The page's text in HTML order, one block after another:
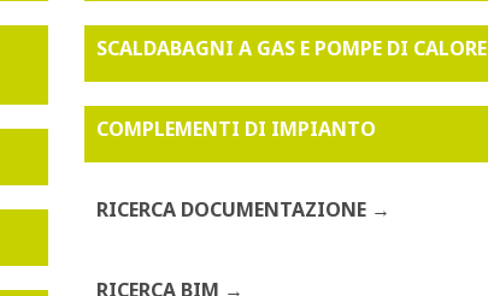
SCALDABAGNI A GAS E POMPE DI CALORE
COMPLEMENTI DI IMPIANTO
RICERCA DOCUMENTAZIONE
RICERCA BIM